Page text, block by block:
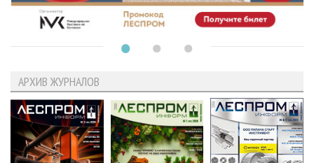
АРХИВ ЖУРНАЛОВ